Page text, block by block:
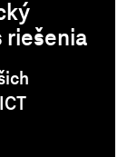
riešenia